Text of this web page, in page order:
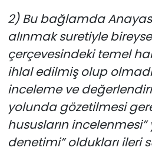
2) Bu bağlamda
alınmak suretiyle
çerçevesindeki temel
ihlal edilmiş olup
inceleme ve
yolunda gözetilmesi
hususların
denetimi” oldukları ileri